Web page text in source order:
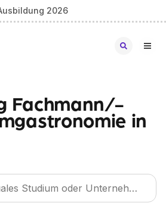
2026
Fachmann/-
in